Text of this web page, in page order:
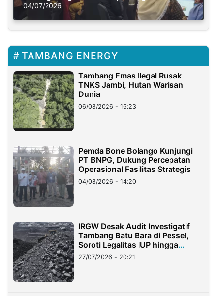
Solusi Krisis Iklim
04/07/2026
TAMBANG ENERGY
Tambang Emas Ilegal Rusak
TNKS Jambi, Hutan Warisan
Dunia
06/08/2026 - 16:23
Pemda Bone Bolango Kunjungi
PT BNPG, Dukung Percepatan
Operasional Fasilitas Strategis
04/08/2026 - 14:20
IRGW Desak Audit Investigatif
Tambang Batu Bara di Pessel,
Soroti Legalitas IUP hingga
Stockpile
27/07/2026 - 20:21